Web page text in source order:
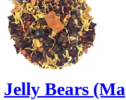
Jelly Bears